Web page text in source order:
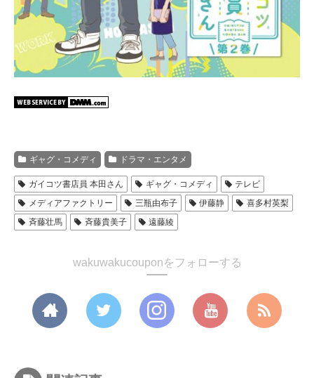
ギャグ・コメディ ドラマ・エンタメ
ガイコツ書店員 本田さん ギャグ・コメディ
テレビ
メディアファクトリー
三瓶由布子 伊藤静
喜多村英梨
斉藤壮馬
斉藤貴美子 遠藤綾
wakuwakucouponをフォローする